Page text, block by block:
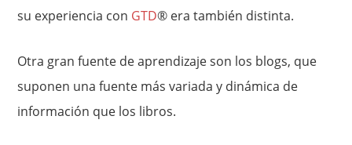
su experiencia con GTD® era también distinta.
Otra gran fuente de aprendizaje son los blogs, que
suponen una fuente más variada y dinámica de
información que los libros.